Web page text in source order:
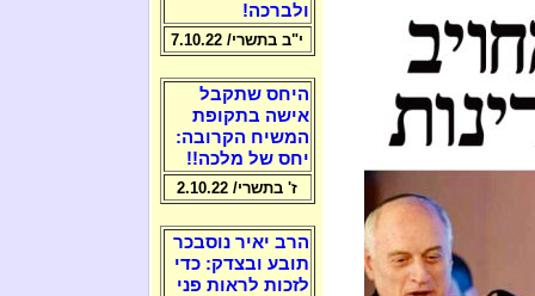
ולברכה!
י"ב בתשרי/ 7.10.22
היחס שתקבל
אישה בתקופת
המשיח הקרובה:
יחס של מלכה!!
ז' בתשרי/ 2.10.22
הרב יאיר נוסבכר
תובע ובצדק: כדי
לזכות לראות פני